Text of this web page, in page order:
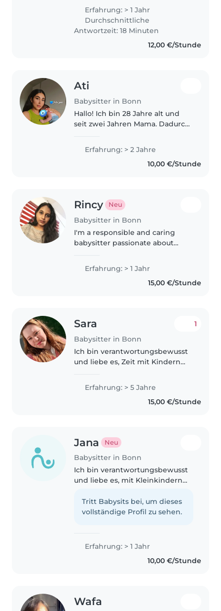
verantwortungsbewusste und
fürsorgliche Babysitterin biete
ich Ihnen kompetente
Betreuung für Ihre Kinder im..
Erfahrung: > 1 Jahr
Durchschnittliche
Antwortzeit: 18 Minuten
12,00 €/Stunde
Ati
Babysitter in Bonn
Hallo! Ich bin 28 Jahre alt und
seit zwei Jahren Mama. Dadurch
Betreuung von Babys und
Kleinkindern. Schon vorher habe
ich regelmäßig auf meinen
Erfahrung: > 2 Jahre
10,00 €/Stunde
Rincy Neu
Babysitter in Bonn
I'm a responsible and caring
babysitter passionate about
toddlers.I already finished my
aupair with two wonderfull in
English, German, Malayalam, and
Erfahrung: > 1 Jahr
15,00 €/Stunde
Sara
Babysitter in Bonn
1
Ich bin verantwortungsbewusst
und liebe es, Zeit mit Kindern
Kleinkindern, zu verbringen. Ich
habe fünf Jahre Erfahrung und
Erfahrung: > 5 Jahre
15,00 €/Stunde
Jana Neu
Babysitter in Bonn
Ich bin verantwortungsbewusst
und liebe es, mit Kleinkindern
arbeiten. Ich kann Deutsch,
Englisch und Russisch und helfe
Tritt Babysits bei, um dieses
vollständige Profil zu sehen.
Erfahrung: > 1 Jahr
10,00 €/Stunde
Wafa